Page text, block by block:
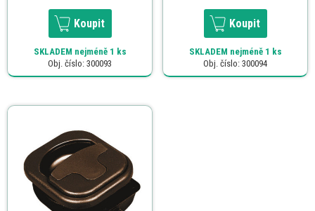
Koupit
SKLADEM nejméně 1 ks
Obj. číslo: 300093
Koupit
SKLADEM nejméně 1 ks
Obj. číslo: 300094